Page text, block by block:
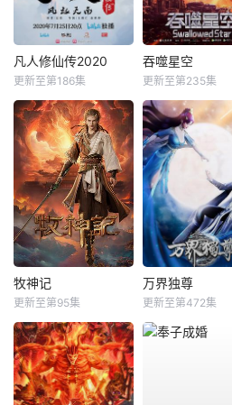
凡人修仙传2020
更新至第186集
吞噬星空
更新至第235集
牧神记
更新至第95集
万界独尊
更新至第472集